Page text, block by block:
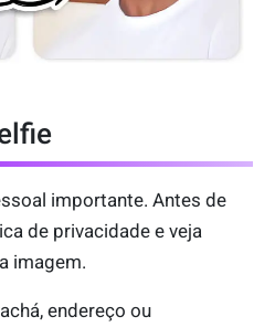
importante. Antes de
de privacidade e veja
imagem.
endereço ou